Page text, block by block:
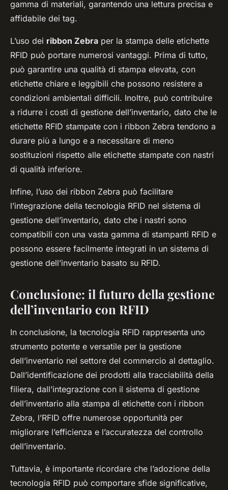
gamma di materiali, garantendo una lettura precisa e
affidabile dei tag.
L’uso dei ribbon Zebra per la stampa delle etichette
RFID può portare numerosi vantaggi. Prima di tutto,
può garantire una qualità di stampa elevata, con
etichette chiare e leggibili che possono resistere a
condizioni ambientali difficili. Inoltre, può contribuire
a ridurre i costi di gestione dell’inventario, dato che le
etichette RFID stampate con i ribbon Zebra tendono a
durare più a lungo e a necessitare di meno
sostituzioni rispetto alle etichette stampate con nastri
di qualità inferiore.
Infine, l’uso dei ribbon Zebra può facilitare
l’integrazione della tecnologia RFID nel sistema di
gestione dell’inventario, dato che i nastri sono
compatibili con una vasta gamma di stampanti RFID e
possono essere facilmente integrati in un sistema di
gestione dell’inventario basato su RFID.
Conclusione: il futuro della gestione
dell’inventario con RFID
In conclusione, la tecnologia RFID rappresenta uno
strumento potente e versatile per la gestione
dell’inventario nel settore del commercio al dettaglio.
Dall’identificazione dei prodotti alla tracciabilità della
filiera, dall’integrazione con il sistema di gestione
dell’inventario alla stampa di etichette con i ribbon
Zebra, l’RFID offre numerose opportunità per
migliorare l’efficienza e l’accuratezza del controllo
dell’inventario.
Tuttavia, è importante ricordare che l’adozione della
tecnologia RFID può comportare sfide significative,